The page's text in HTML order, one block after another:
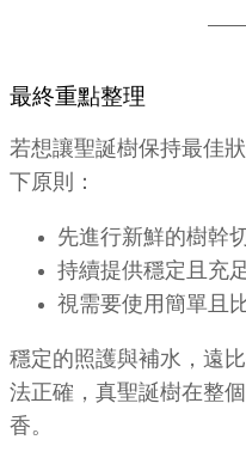
最終重點整理
若想讓聖誕樹保持最佳
下原則：
先進行新鮮的樹幹
持續提供穩定且充
視需要使用簡單且
穩定的照護與補水，遠
法正確，真聖誕樹在整
香。